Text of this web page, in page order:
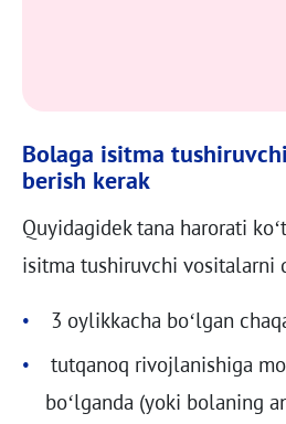
Bolaga isitma
berish kerak
Quyidagidek tana harorati
isitma tushiruvchi vositalarni
3 oylikkacha bo‘lgan
tutqanoq rivojlanishiga
bo‘lganda (yoki bolaning